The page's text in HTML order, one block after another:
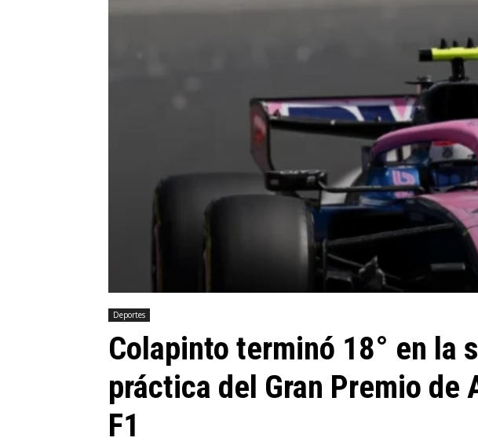
Deportes
Colapinto terminó 18° en la
práctica del Gran Premio de
F1